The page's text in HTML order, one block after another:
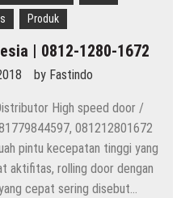
Produk
| 0812-1280-1672
by Fastindo
High speed door /
081212801672
pintu kecepatan tinggi yang
aktifitas, rolling door dengan
cepat sering disebut…